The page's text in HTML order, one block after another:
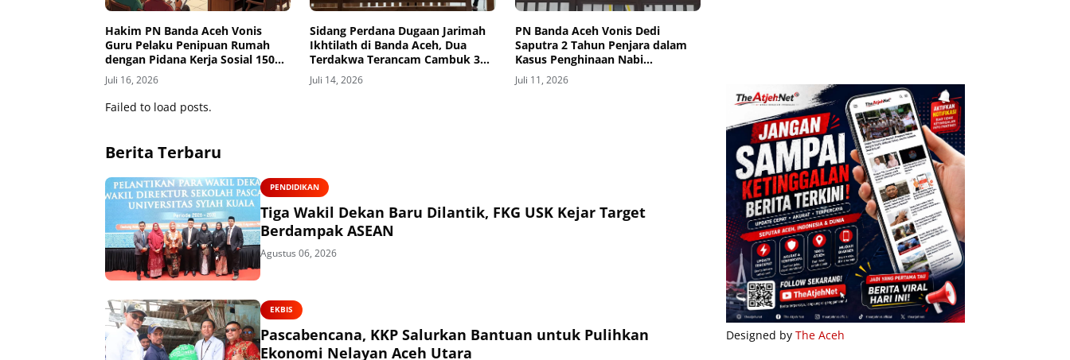
Hakim PN Banda Aceh Vonis
Guru Pelaku Penipuan Rumah
dengan Pidana Kerja Sosial 150
Jam
Juli 16, 2026
Sidang Perdana Dugaan Jarimah
Ikhtilath di Banda Aceh, Dua
Terdakwa Terancam Cambuk 30
Kali
Juli 14, 2026
PN Banda Aceh Vonis Dedi
Saputra 2 Tahun Penjara dalam
Kasus Penghinaan Nabi
Muhammad di TikTok
Juli 11, 2026
Failed to load posts.
Berita Terbaru
PENDIDIKAN
Tiga Wakil Dekan Baru Dilantik, FKG USK Kejar Target
Berdampak ASEAN
Agustus 06, 2026
EKBIS
Pascabencana, KKP Salurkan Bantuan untuk Pulihkan
Ekonomi Nelayan Aceh Utara
Designed by The Aceh